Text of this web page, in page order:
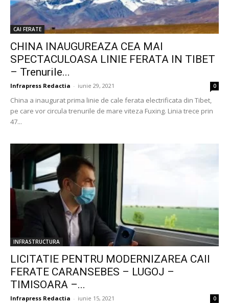
CAI FERATE
CHINA INAUGUREAZA CEA MAI
SPECTACULOASA LINIE FERATA IN TIBET
– Trenurile...
Infrapress Redactia - iunie 29, 2021 0
China a inaugurat prima linie de cale ferata electrificata din Tibet,
pe care vor circula trenurile de mare viteza Fuxing. Linia trece prin
47...
INFRASTRUCTURA
LICITATIE PENTRU MODERNIZAREA CAII
FERATE CARANSEBES – LUGOJ –
TIMISOARA –...
Infrapress Redactia - iunie 15, 2021 0